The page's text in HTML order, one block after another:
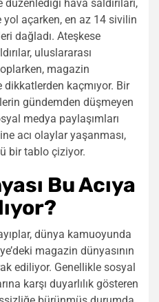
düzenlediği hava saldırıları,
açarken, en az 14 sivilin
dağladı. Ateşkese
uluslararası
magazin
dikkatlerden kaçmıyor. Bir
gündemden düşmeyen
medya paylaşımları
acı olaylar yaşanması,
bir tablo çiziyor.
Bu Acıya
dünya kamuoyunda
magazin dünyasının
ediliyor. Genellikle sosyal
karşı duyarlılık gösteren